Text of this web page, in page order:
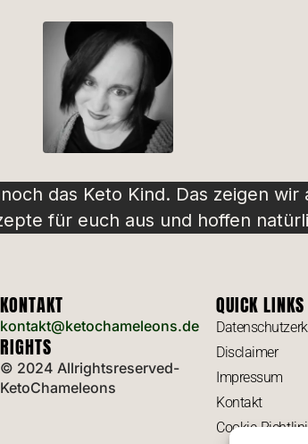
das Keto Kind. Das zeigen
für euch aus und hoffen
KONTAKT
kontakt@ketochameleons.de
RIGHTS
© 2024 Allrightsreserved-
KetoChameleons
QUICK LINKS
Disclaimer
Impressum
Kontakt
Cookie-